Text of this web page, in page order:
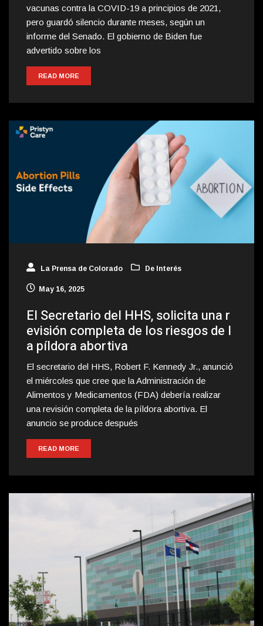
vacunas contra la COVID-19 a principios de 2021,
pero guardó silencio durante meses, según un
informe del Senado. El gobierno de Biden fue
advertido sobre los
READ MORE
La Prensa de Colorado De Interés
May 16, 2025
El Secretario del HHS, solicita una r
evisión completa de los riesgos de l
a píldora abortiva
El secretario del HHS, Robert F. Kennedy Jr., anunció
el miércoles que cree que la Administración de
Alimentos y Medicamentos (FDA) debería realizar
una revisión completa de la píldora abortiva. El
anuncio se produce después
READ MORE